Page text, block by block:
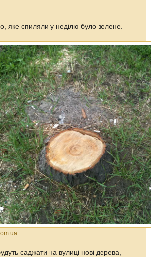
яке спиляли у неділю було зелене.
саджати на вулиці нові дерева,